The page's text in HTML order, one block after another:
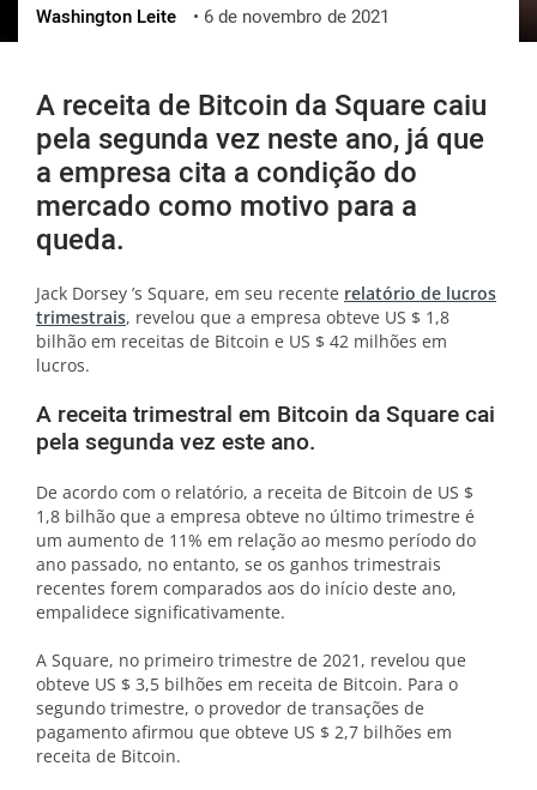
ქართული
Washington Leite • 6 de novembro de 2021
A receita de Bitcoin da Square caiu
pela segunda vez neste ano, já que
a empresa cita a condição do
mercado como motivo para a
queda.
Jack Dorsey ’s Square, em seu recente relatório de lucros
trimestrais, revelou que a empresa obteve US $ 1,8
bilhão em receitas de Bitcoin e US $ 42 milhões em
lucros.
A receita trimestral em Bitcoin da Square cai
pela segunda vez este ano.
De acordo com o relatório, a receita de Bitcoin de US $
1,8 bilhão que a empresa obteve no último trimestre é
um aumento de 11% em relação ao mesmo período do
ano passado, no entanto, se os ganhos trimestrais
recentes forem comparados aos do início deste ano,
empalidece significativamente.
A Square, no primeiro trimestre de 2021, revelou que
obteve US $ 3,5 bilhões em receita de Bitcoin. Para o
segundo trimestre, o provedor de transações de
pagamento afirmou que obteve US $ 2,7 bilhões em
receita de Bitcoin.